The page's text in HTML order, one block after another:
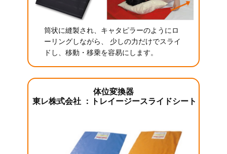
筒状に縫製され、キャタピラーのようにロ
ーリングしながら、 少しの力だけでスライ
ドし、移動・移乗を容易にします。
体位変換器
東レ株式会社 ：トレイージースライドシート